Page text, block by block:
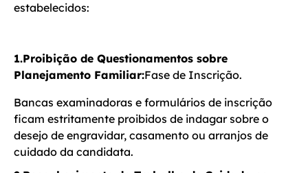
estabelecidos:
1.Proibição de Questionamentos sobre
Planejamento Familiar:Fase de Inscrição.
Bancas examinadoras e formulários de inscrição
ficam estritamente proibidos de indagar sobre o
desejo de engravidar, casamento ou arranjos de
cuidado da candidata.